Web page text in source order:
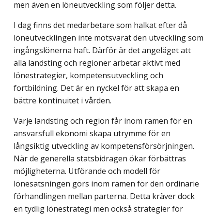
men även en löneutveckling som följer detta.
I dag finns det medarbetare som halkat efter då
löneutvecklingen inte motsvarat den utveckling som
ingångslönerna haft. Därför är det angeläget att
alla landsting och regioner arbetar aktivt med
lönestrategier, kompetensutveckling och
fortbildning. Det är en nyckel för att skapa en
bättre kontinuitet i vården.
Varje landsting och region får inom ramen för en
ansvarsfull ekonomi skapa utrymme för en
långsiktig utveckling av kompetensförsörjningen.
När de generella statsbidragen ökar förbättras
möjligheterna. Utförande och modell för
lönesatsningen görs inom ramen för den ordinarie
förhandlingen mellan parterna. Detta kräver dock
en tydlig lönestrategi men också strategier för